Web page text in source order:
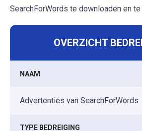
SearchForWords te downloaden en
OVERZICHT
NAAM
Advertenties van SearchForWords
TYPE BEDREIGING